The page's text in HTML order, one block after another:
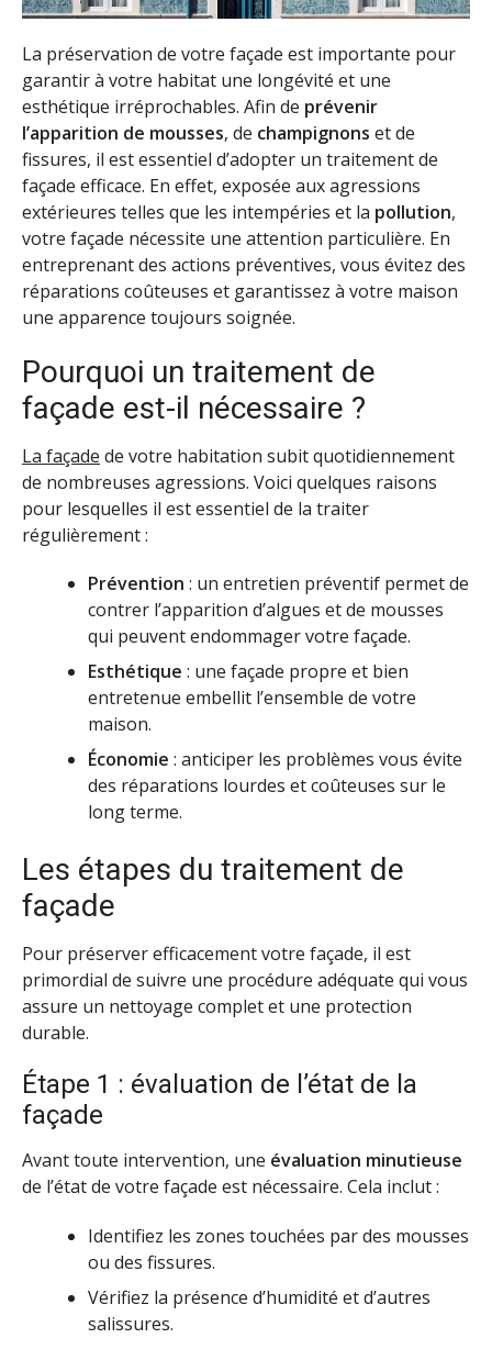
La préservation de votre façade est importante pour
garantir à votre habitat une longévité et une
esthétique irréprochables. Afin de prévenir
l’apparition de mousses, de champignons et de
fissures, il est essentiel d’adopter un traitement de
façade efficace. En effet, exposée aux agressions
extérieures telles que les intempéries et la pollution,
votre façade nécessite une attention particulière. En
entreprenant des actions préventives, vous évitez des
réparations coûteuses et garantissez à votre maison
une apparence toujours soignée.
Pourquoi un traitement de
façade est-il nécessaire ?
La façade de votre habitation subit quotidiennement
de nombreuses agressions. Voici quelques raisons
pour lesquelles il est essentiel de la traiter
régulièrement :
Prévention : un entretien préventif permet de
contrer l’apparition d’algues et de mousses
qui peuvent endommager votre façade.
Esthétique : une façade propre et bien
entretenue embellit l’ensemble de votre
maison.
Économie : anticiper les problèmes vous évite
des réparations lourdes et coûteuses sur le
long terme.
Les étapes du traitement de
façade
Pour préserver efficacement votre façade, il est
primordial de suivre une procédure adéquate qui vous
assure un nettoyage complet et une protection
durable.
Étape 1 : évaluation de l’état de la
façade
Avant toute intervention, une évaluation minutieuse
de l’état de votre façade est nécessaire. Cela inclut :
Identifiez les zones touchées par des mousses
ou des fissures.
Vérifiez la présence d’humidité et d’autres
salissures.